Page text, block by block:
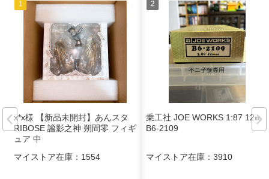
x*x様 【新品未開封】あんスタ
RIBOSE 謐影之神 朔間零 フィギ
ュア 中
マイストア在庫： 1554
乗工社 JOE WORKS 1:87 12㎜
B6-2109
マイストア在庫： 3910